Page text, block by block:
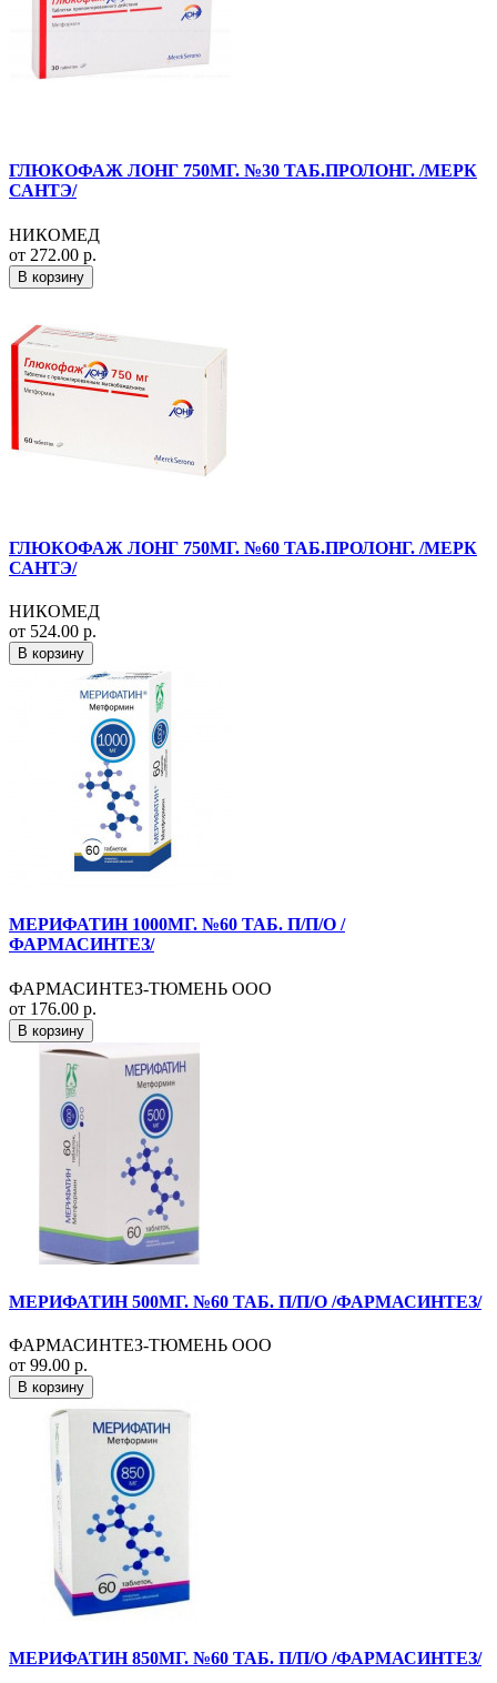
ГЛЮКОФАЖ ЛОНГ 750МГ. №30 ТАБ.ПРОЛОНГ. /МЕРК
САНТЭ/
НИКОМЕД
от 272.00 р.
В корзину
ГЛЮКОФАЖ ЛОНГ 750МГ. №60 ТАБ.ПРОЛОНГ. /МЕРК
САНТЭ/
НИКОМЕД
от 524.00 р.
В корзину
МЕРИФАТИН 1000МГ. №60 ТАБ. П/П/О /
ФАРМАСИНТЕЗ/
ФАРМАСИНТЕЗ-ТЮМЕНЬ ООО
от 176.00 р.
В корзину
МЕРИФАТИН 500МГ. №60 ТАБ. П/П/О /ФАРМАСИНТЕЗ/
ФАРМАСИНТЕЗ-ТЮМЕНЬ ООО
от 99.00 р.
В корзину
МЕРИФАТИН 850МГ. №60 ТАБ. П/П/О /ФАРМАСИНТЕЗ/